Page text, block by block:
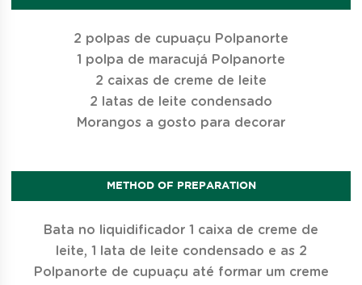
2 polpas de cupuaçu Polpanorte
1 polpa de maracujá Polpanorte
2 caixas de creme de leite
2 latas de leite condensado
Morangos a gosto para decorar
METHOD OF PREPARATION
Bata no liquidificador 1 caixa de creme de
leite, 1 lata de leite condensado e as 2
Polpanorte de cupuaçu até formar um creme